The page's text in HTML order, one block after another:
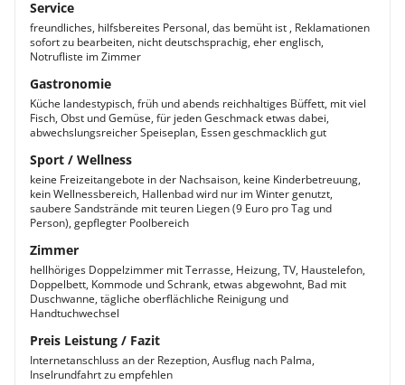
Service
freundliches, hilfsbereites Personal, das bemüht ist , Reklamationen
sofort zu bearbeiten, nicht deutschsprachig, eher englisch,
Notrufliste im Zimmer
Gastronomie
Küche landestypisch, früh und abends reichhaltiges Büffett, mit viel
Fisch, Obst und Gemüse, für jeden Geschmack etwas dabei,
abwechslungsreicher Speiseplan, Essen geschmacklich gut
Sport / Wellness
keine Freizeitangebote in der Nachsaison, keine Kinderbetreuung,
kein Wellnessbereich, Hallenbad wird nur im Winter genutzt,
saubere Sandstrände mit teuren Liegen (9 Euro pro Tag und
Person), gepflegter Poolbereich
Zimmer
hellhöriges Doppelzimmer mit Terrasse, Heizung, TV, Haustelefon,
Doppelbett, Kommode und Schrank, etwas abgewohnt, Bad mit
Duschwanne, tägliche oberflächliche Reinigung und
Handtuchwechsel
Preis Leistung / Fazit
Internetanschluss an der Rezeption, Ausflug nach Palma,
Inselrundfahrt zu empfehlen